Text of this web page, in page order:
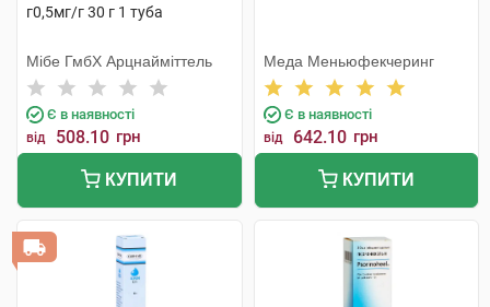
г0,5мг/г 30 г 1 туба
Мібе ГмбХ Арцнайміттель
Є в наявності
від 508.10 грн
КУПИТИ
Меда Меньюфекчеринг
Є в наявності
від 642.10 грн
КУПИТИ